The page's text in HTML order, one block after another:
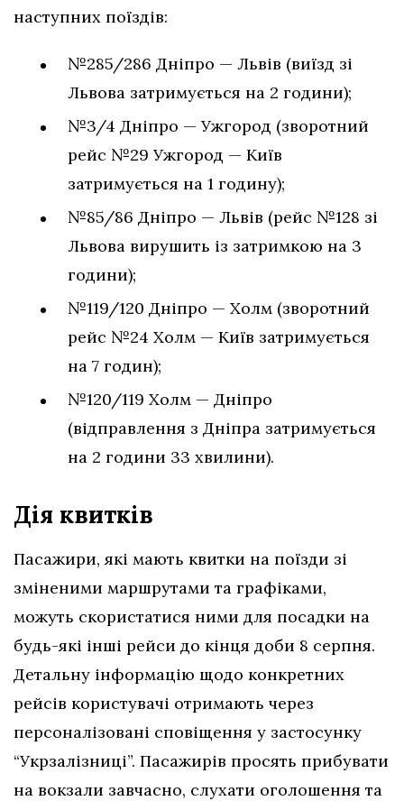
наступних поїздів:
№285/286 Дніпро — Львів (виїзд зі
Львова затримується на 2 години);
№3/4 Дніпро — Ужгород (зворотний
рейс №29 Ужгород — Київ
затримується на 1 годину);
№85/86 Дніпро — Львів (рейс №128 зі
Львова вирушить із затримкою на 3
години);
№119/120 Дніпро — Холм (зворотний
рейс №24 Холм — Київ затримується
на 7 годин);
№120/119 Холм — Дніпро
(відправлення з Дніпра затримується
на 2 години 33 хвилини).
Дія квитків
Пасажири, які мають квитки на поїзди зі
зміненими маршрутами та графіками,
можуть скористатися ними для посадки на
будь-які інші рейси до кінця доби 8 серпня.
Детальну інформацію щодо конкретних
рейсів користувачі отримають через
персоналізовані сповіщення у застосунку
“Укрзалізниці”. Пасажирів просять прибувати
на вокзали завчасно, слухати оголошення та